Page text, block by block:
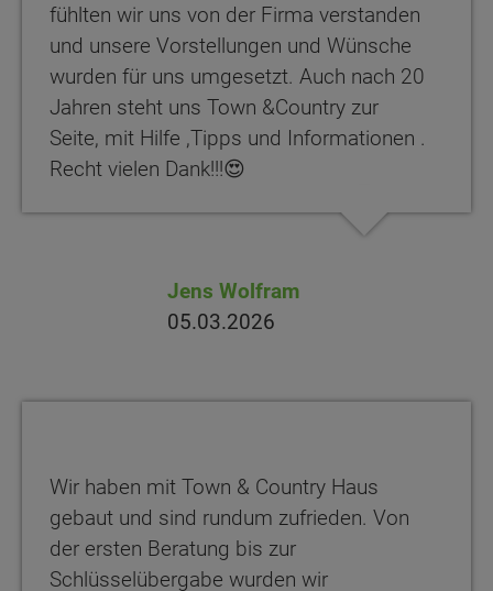
fühlten wir uns von der Firma verstanden
und unsere Vorstellungen und Wünsche
wurden für uns umgesetzt. Auch nach 20
Jahren steht uns Town &Country zur
Seite, mit Hilfe ,Tipps und Informationen .
Recht vielen Dank!!!😍
Jens Wolfram
05.03.2026
Wir haben mit Town & Country Haus
gebaut und sind rundum zufrieden. Von
der ersten Beratung bis zur
Schlüsselübergabe wurden wir